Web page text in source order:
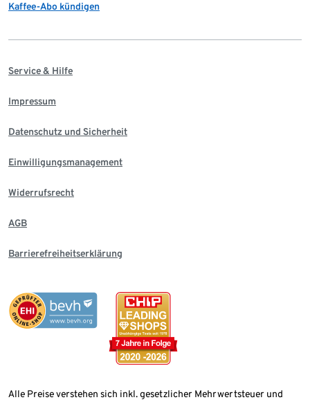
Kaffee-Abo kündigen
Service & Hilfe
Impressum
Datenschutz und Sicherheit
Einwilligungsmanagement
Widerrufsrecht
AGB
Barrierefreiheitserklärung
Alle Preise verstehen sich inkl. gesetzlicher Mehrwertsteuer und